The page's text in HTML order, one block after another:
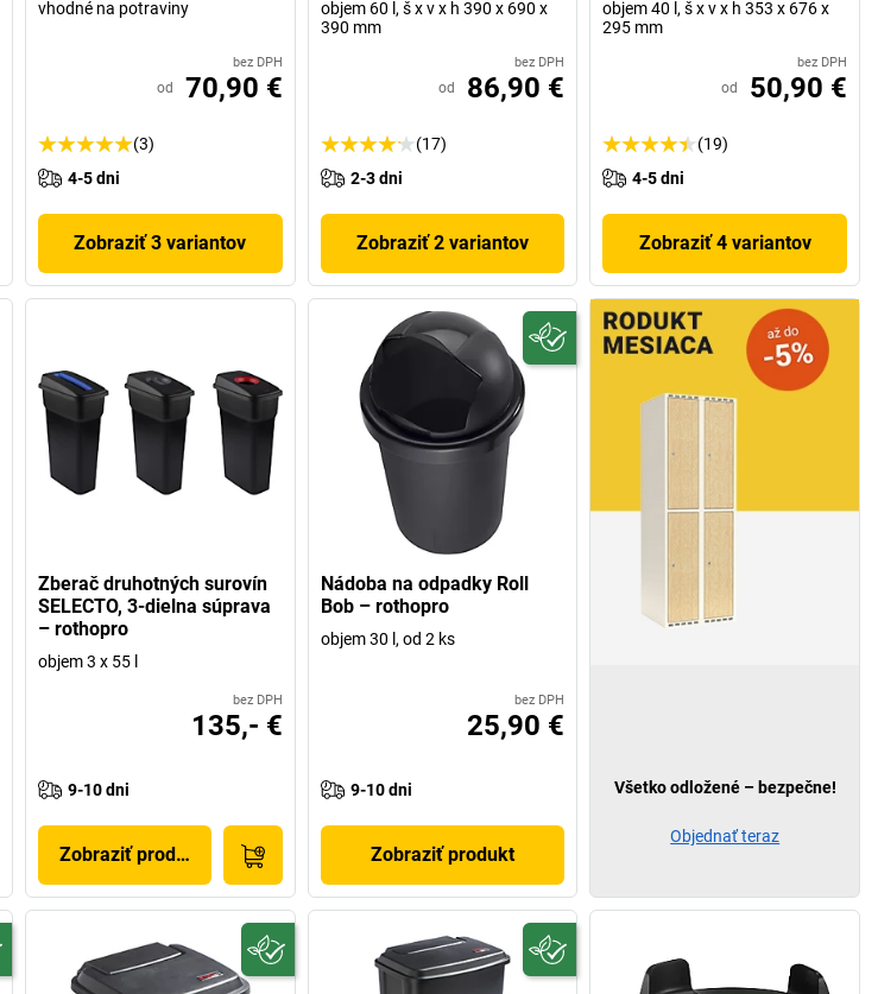
vhodné na potraviny
bez DPH
od 70,90 €
(3)
4-5 dni
Zobraziť 3 variantov
objem 60 l, š x v x h 390 x 690 x
390 mm
bez DPH
od 86,90 €
(17)
2-3 dni
Zobraziť 2 variantov
objem 40 l, š x v x h 353 x 676 x
295 mm
bez DPH
od 50,90 €
(19)
4-5 dni
Zobraziť 4 variantov
Zberač druhotných surovín
SELECTO, 3-dielna súprava
– rothopro
objem 3 x 55 l
bez DPH
135,- €
9-10 dni
Zobraziť produkt
Nádoba na odpadky Roll
Bob – rothopro
objem 30 l, od 2 ks
bez DPH
25,90 €
9-10 dni
Zobraziť produkt
Všetko odložené – bezpečne!
Objednať teraz